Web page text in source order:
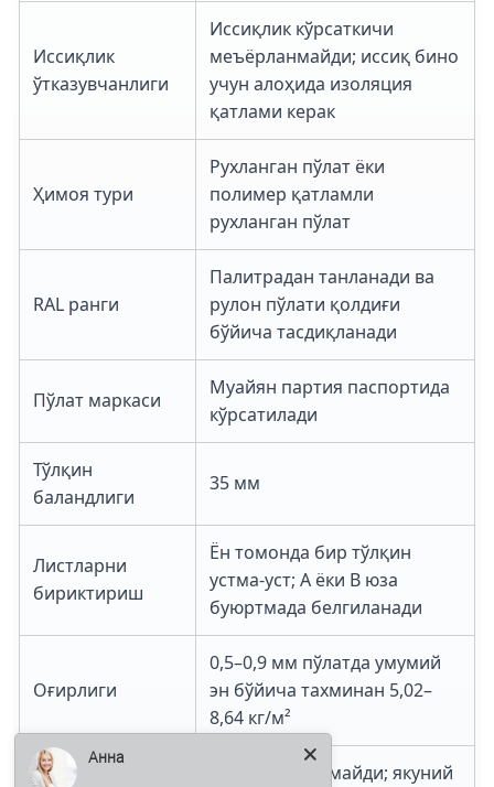
Иссиқлик
ўтказувчанлиги
Иссиқлик кўрсаткичи
меъёрланмайди; иссиқ бино
учун алоҳида изоляция
қатлами керак
Ҳимоя тури
Рухланган пўлат ёки
полимер қатламли
рухланган пўлат
RAL ранги
Палитрадан танланади ва
рулон пўлати қолдиғи
бўйича тасдиқланади
Пўлат маркаси
Муайян партия паспортида
кўрсатилади
Тўлқин
баландлиги
35 мм
Листларни
бириктириш
Ён томонда бир тўлқин
устма-уст; A ёки B юза
буюртмада белгиланади
Оғирлиги
0,5–0,9 мм пўлатда умумий
эн бўйича тахминан 5,02–
8,64 кг/м²
Пўлат асос ёнмайди; якуний
Анна